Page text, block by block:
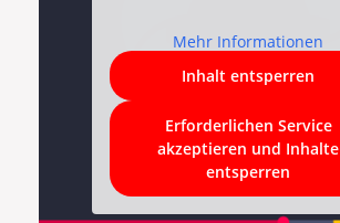
Mehr Informationen
Inhalt entsperren
Erforderlichen Service
akzeptieren und Inhalte
entsperren